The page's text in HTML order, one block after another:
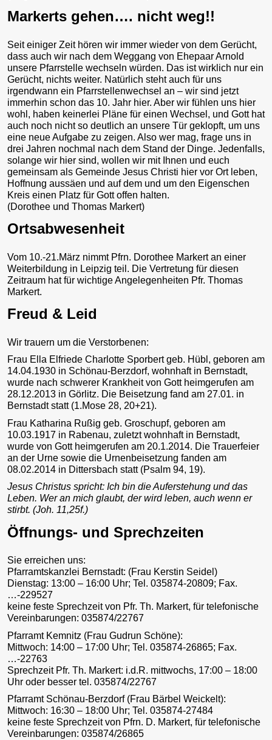
Markerts gehen…. nicht weg!!
Seit einiger Zeit hören wir immer wieder von dem Gerücht,
dass auch wir nach dem Weggang von Ehepaar Arnold
unsere Pfarrstelle wechseln würden. Das ist wirklich nur ein
Gerücht, nichts weiter. Natürlich steht auch für uns
irgendwann ein Pfarrstellenwechsel an – wir sind jetzt
immerhin schon das 10. Jahr hier. Aber wir fühlen uns hier
wohl, haben keinerlei Pläne für einen Wechsel, und Gott hat
auch noch nicht so deutlich an unsere Tür geklopft, um uns
eine neue Aufgabe zu zeigen. Also wer mag, frage uns in
drei Jahren nochmal nach dem Stand der Dinge. Jedenfalls,
solange wir hier sind, wollen wir mit Ihnen und euch
gemeinsam als Gemeinde Jesus Christi hier vor Ort leben,
Hoffnung aussäen und auf dem und um den Eigenschen
Kreis einen Platz für Gott offen halten.
(Dorothee und Thomas Markert)
Ortsabwesenheit
Vom 10.-21.März nimmt Pfrn. Dorothee Markert an einer
Weiterbildung in Leipzig teil. Die Vertretung für diesen
Zeitraum hat für wichtige Angelegenheiten Pfr. Thomas
Markert.
Freud & Leid
Wir trauern um die Verstorbenen:
Frau Ella Elfriede Charlotte Sporbert geb. Hübl, geboren am
14.04.1930 in Schönau-Berzdorf, wohnhaft in Bernstadt,
wurde nach schwerer Krankheit von Gott heimgerufen am
28.12.2013 in Görlitz. Die Beisetzung fand am 27.01. in
Bernstadt statt (1.Mose 28, 20+21).
Frau Katharina Rußig geb. Groschupf, geboren am
10.03.1917 in Rabenau, zuletzt wohnhaft in Bernstadt,
wurde von Gott heimgerufen am 20.1.2014. Die Trauerfeier
an der Urne sowie die Urnenbeisetzung fanden am
08.02.2014 in Dittersbach statt (Psalm 94, 19).
Jesus Christus spricht: Ich bin die Auferstehung und das
Leben. Wer an mich glaubt, der wird leben, auch wenn er
stirbt. (Joh. 11,25f.)
Öffnungs- und Sprechzeiten
Sie erreichen uns:
Pfarramtskanzlei Bernstadt: (Frau Kerstin Seidel)
Dienstag: 13:00 – 16:00 Uhr; Tel. 035874-20809; Fax.
…-229527
keine feste Sprechzeit von Pfr. Th. Markert, für telefonische
Vereinbarungen: 035874/22767
Pfarramt Kemnitz (Frau Gudrun Schöne):
Mittwoch: 14:00 – 17:00 Uhr; Tel. 035874-26865; Fax.
…-22763
Sprechzeit Pfr. Th. Markert: i.d.R. mittwochs, 17:00 – 18:00
Uhr oder besser tel. 035874/22767
Pfarramt Schönau-Berzdorf (Frau Bärbel Weickelt):
Mittwoch: 16:30 – 18:00 Uhr; Tel. 035874-27484
keine feste Sprechzeit von Pfrn. D. Markert, für telefonische
Vereinbarungen: 035874/26865